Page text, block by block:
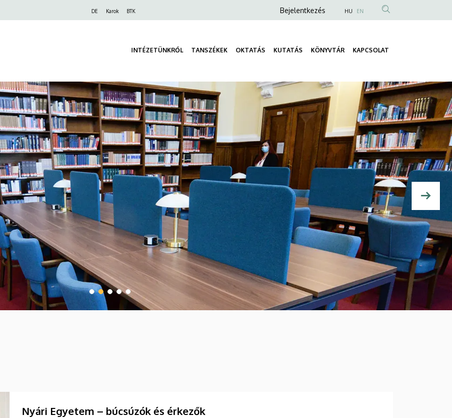
DE Karok BTK
Anonim
menüje
Bejelentkezés HU EN
INTÉZETÜNKRŐL TANSZÉKEK OKTATÁS KUTATÁS KÖNYVTÁR KAPCSOLAT
Nyári Egyetem – búcsúzók és érkezők